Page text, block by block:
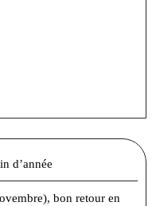
d’année
bon retour en